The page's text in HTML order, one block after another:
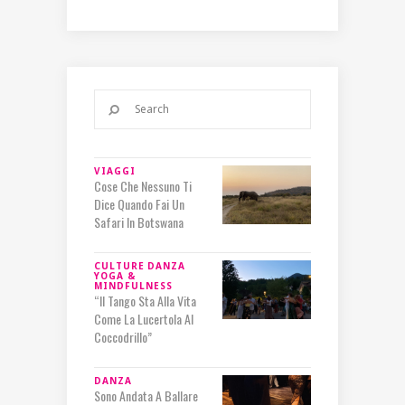
VIAGGI
Cose Che Nessuno Ti
Dice Quando Fai Un
Safari In Botswana
CULTURE DANZA
YOGA &
MINDFULNESS
“Il Tango Sta Alla Vita
Come La Lucertola Al
Coccodrillo”
DANZA
Sono Andata A Ballare